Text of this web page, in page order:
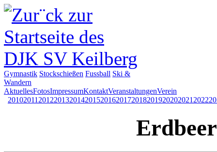
Gymnastik Stockschießen Fussball Ski &
Wandern
AktuellesFotosImpressumKontaktVeranstaltungenVerein
20102011 2012201320142015201620172018201920202021 2022